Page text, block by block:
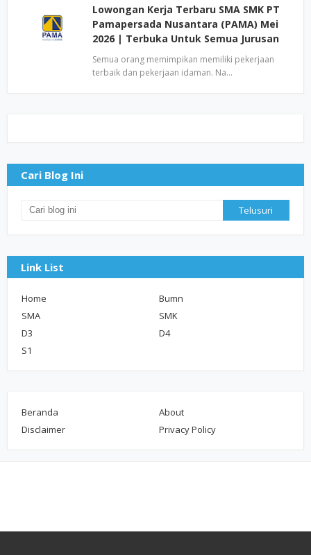
Lowongan Kerja Terbaru SMA SMK PT
Pamapersada Nusantara (PAMA) Mei
2026 | Terbuka Untuk Semua Jurusan
Semua orang memimpikan memiliki pekerjaan
terbaik dan pekerjaan idaman. Na…
Cari Blog Ini
Link List
Home
Bumn
SMA
SMK
D3
D4
S1
Beranda
About
Disclaimer
Privacy Policy